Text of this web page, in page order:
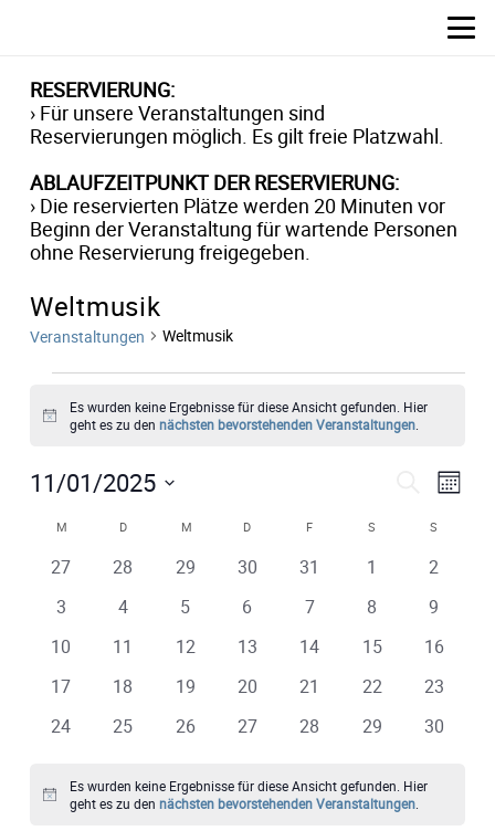
RESERVIERUNG:
› Für unsere Veranstaltungen sind
Reservierungen möglich. Es gilt freie Platzwahl.
ABLAUFZEITPUNKT DER RESERVIERUNG:
› Die reservierten Plätze werden 20 Minuten vor
Beginn der Veranstaltung für wartende Personen
ohne Reservierung freigegeben.
Weltmusik
Veranstaltungen Weltmusik
Veranstaltungen
Hinweis
Es wurden keine Ergebnisse für diese Ansicht gefunden. Hier
geht es zu den nächsten bevorstehenden Veranstaltungen.
Suche
und
SucheMonat
11/01/2025
wählen.
Kalender
von
Veranstaltungen
M MONTAGDDIENSTAGM MITTWOCH
D DONNERSTAG
F S SAMSTAGS
0
27
0
28
0
29
0
30
0
31
0
1
0
2
0
3
0
4
0
5
0
6
0
7
0
8
0
9
0
10
0
11
0
12
0
13
0
14
0
15
0
16
0
17
0
18
0
19
0
20
0
21
0
22
0
23
0
24
0
25
0
26
0
27
0
28
0
29
0
30
Hinweis
Es wurden keine Ergebnisse für diese Ansicht gefunden. Hier
geht es zu den nächsten bevorstehenden Veranstaltungen.